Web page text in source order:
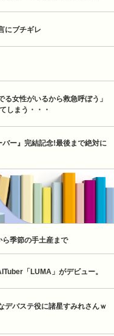
にブチギレ
る女性がいるから救急呼ぼう」
しまう・・・
ー』完結記念!最後まで絶対に
ら季節の手土産まで
「LUMA」がデビュー。
デバステ役に諸星すみれさんｗ